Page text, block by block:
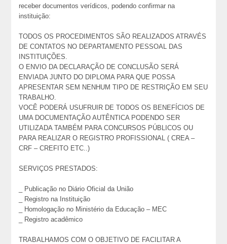
receber documentos verídicos, podendo confirmar na
instituição:
TODOS OS PROCEDIMENTOS SÃO REALIZADOS ATRAVÉS
DE CONTATOS NO DEPARTAMENTO PESSOAL DAS
INSTITUIÇÕES.
O ENVIO DA DECLARAÇÃO DE CONCLUSÃO SERÁ
ENVIADA JUNTO DO DIPLOMA PARA QUE POSSA
APRESENTAR SEM NENHUM TIPO DE RESTRIÇÃO EM SEU
TRABALHO.
VOCÊ PODERÁ USUFRUIR DE TODOS OS BENEFÍCIOS DE
UMA DOCUMENTAÇÃO AUTÊNTICA PODENDO SER
UTILIZADA TAMBÉM PARA CONCURSOS PÚBLICOS OU
PARA REALIZAR O REGISTRO PROFISSIONAL ( CREA –
CRF – CREFITO ETC..)
SERVIÇOS PRESTADOS:
_ Publicação no Diário Oficial da União
_ Registro na Instituição
_ Homologação no Ministério da Educação – MEC
_ Registro acadêmico
TRABALHAMOS COM O OBJETIVO DE FACILITAR A